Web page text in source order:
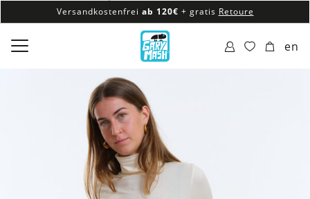
Versandkostenfrei ab 120€ + gratis Retoure
100% veganes & fair produziertes Sortiment
Versandkostenfrei ab 120€
en